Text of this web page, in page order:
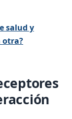
salud y
otra?